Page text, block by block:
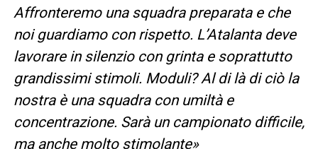
Affronteremo una squadra preparata e che
noi guardiamo con rispetto. L’Atalanta deve
lavorare in silenzio con grinta e soprattutto
grandissimi stimoli. Moduli? Al di là di ciò la
nostra è una squadra con umiltà e
concentrazione. Sarà un campionato difficile,
ma anche molto stimolante»